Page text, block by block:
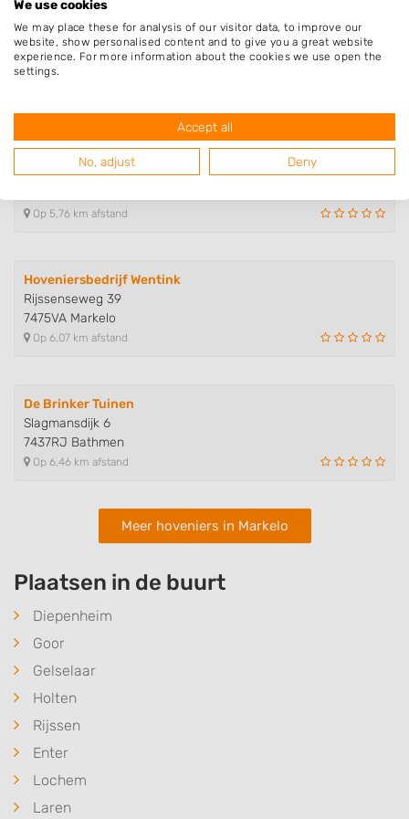
Hoveniersbedrijf Bloemendal
Potkamp 2
7475TR Markelo
Groen Kreatief Markvoort
Oude Stationsweg 8
Op 5,76 km afstand
Hoveniersbedrijf Wentink
Rijssenseweg 39
7475VA Markelo
Op 6,07 km afstand
De Brinker Tuinen
Slagmansdijk 6
7437RJ Bathmen
Op 6,46 km afstand
Meer hoveniers in Markelo
Plaatsen in de buurt
Diepenheim
Goor
Gelselaar
Holten
Rijssen
Enter
Lochem
Laren
We use cookies
We may place these for analysis of our visitor data, to improve our
website, show personalised content and to give you a great website
experience. For more information about the cookies we use open the
settings.
Accept all
No, adjust Deny